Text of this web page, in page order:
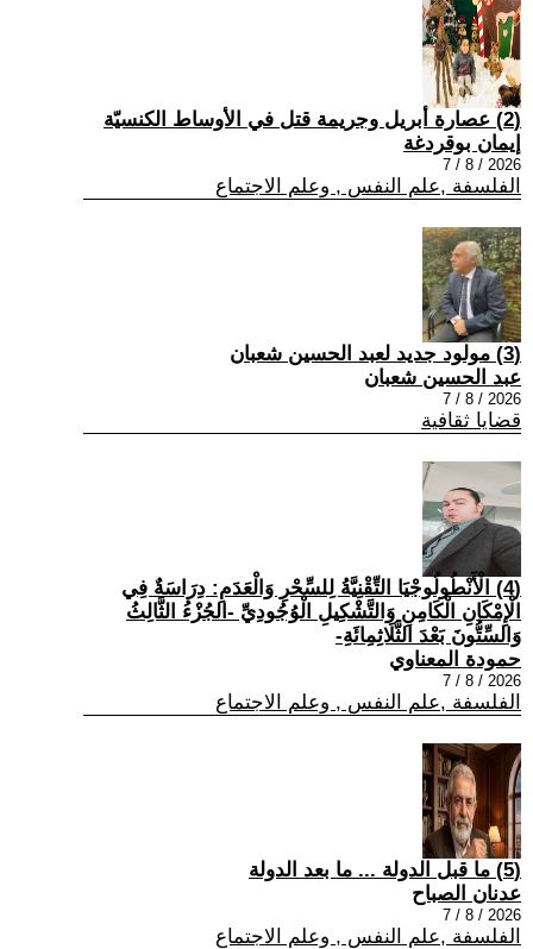
(2) عصارة أبريل وجريمة قتل في الأوساط الكنسيّة
إيمان بوقردغة
2026 / 8 / 7
الفلسفة ,علم النفس , وعلم الاجتماع
(3) مولود جديد لعبد الحسين شعبان
عبد الحسين شعبان
2026 / 8 / 7
قضايا ثقافية
(4) الْأَنْطُولُوجْيَا التِّقْنِيَّةُ لِلسِّحْرِ وَالْعَدَمِ: دِرَاسَةٌ فِي
الْإِمْكَانِ الْكَامِنِ وَالتَّشْكِيلِ الْوُجُودِيِّ -الجُزْءُ الثَّالِثُ
وَالسِّتُّونَ بَعْدَ الثَّلَاثِمِائَةِ-
حمودة المعناوي
2026 / 8 / 7
الفلسفة ,علم النفس , وعلم الاجتماع
(5) ما قبل الدولة ... ما بعد الدولة
عدنان الصباح
2026 / 8 / 7
الفلسفة ,علم النفس , وعلم الاجتماع